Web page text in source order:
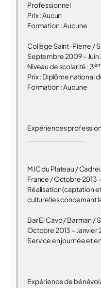
Professionnel
Prix : Aucun
Formation : Aucune
Collège Saint-Pierre /
Septembre 2009 – Juin
Niveau de scolarité : 3
Prix : Diplôme national
Formation : Aucune
Expériences
MJC du Plateau /
France / Octobre 2013
Réalisation (captation
culturelles concernant
Bar El Cavo / Barman /
Octobre 2013 – Janvier
Service en journée et
Expérience de